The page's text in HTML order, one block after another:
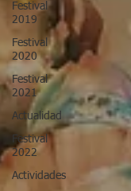
Festival
2019
Festival
2020
Festival
2021
Actualidad
Festival
2022
Actividades